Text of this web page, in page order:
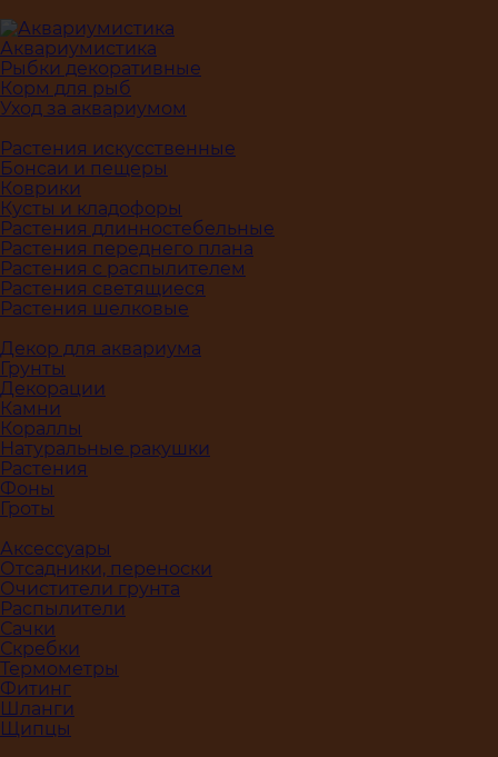
Аквариумистика
Рыбки декоративные
Корм для рыб
Уход за аквариумом
Растения искусственные
Бонсаи и пещеры
Коврики
Кусты и кладофоры
Растения длинностебельные
Растения переднего плана
Растения с распылителем
Растения светящиеся
Растения шелковые
Декор для аквариума
Грунты
Декорации
Камни
Кораллы
Натуральные ракушки
Растения
Фоны
Гроты
Аксессуары
Отсадники, переноски
Очистители грунта
Распылители
Сачки
Скребки
Термометры
Фитинг
Шланги
Щипцы